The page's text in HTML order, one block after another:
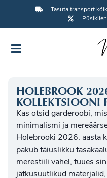
Tasuta transport
HOLEBROOK
KOLLEKTSIOONI
Kas otsid garderoobi,
minimalismi ja
Holebrooki 2026. aasta
pakub täiuslikku
merestiili vahel, tuues
jätkusuutlikud